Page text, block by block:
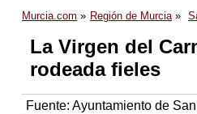
Murcia.com Región de Murcia
La Virgen del
rodeada fieles
Fuente: Ayuntamiento de